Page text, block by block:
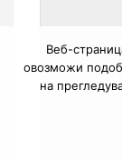
Веб-
овозможи
на